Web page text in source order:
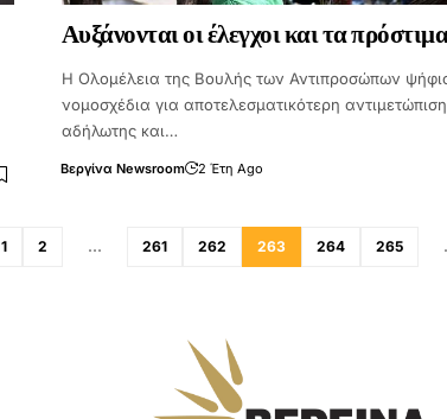
Αυξάνονται οι έλεγχοι και τα
Η Ολομέλεια της Βουλής των Αντιπροσώπων
νομοσχέδια για αποτελεσματικότερη
αδήλωτης και…
Βεργίνα Newsroom 2 Έτη Ago
1 2 … 261 262 263 264 265